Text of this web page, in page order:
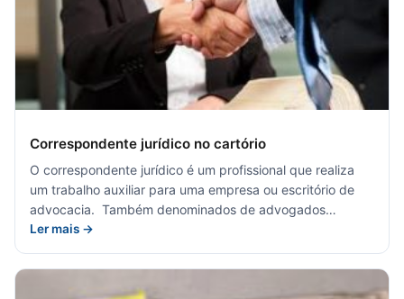
Correspondente jurídico no cartório
O correspondente jurídico é um profissional que realiza
um trabalho auxiliar para uma empresa ou escritório de
advocacia. Também denominados de advogados…
Ler mais →